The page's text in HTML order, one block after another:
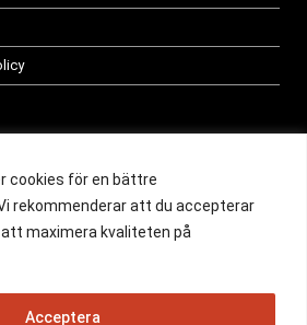
cookies för en bättre
rekommenderar att du accepterar
maximera kvaliteten på
Acceptera